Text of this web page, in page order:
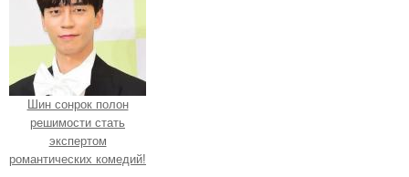
Шин сонрок полон
решимости стать
экспертом
романтических комедий!